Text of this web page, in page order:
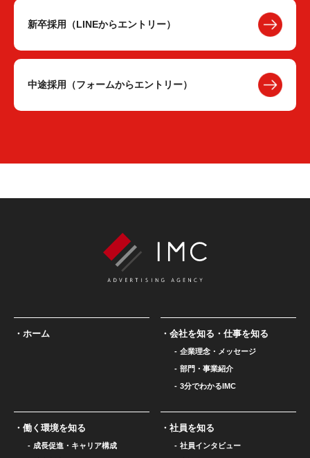
新卒採用（LINEからエントリー）
中途採用（フォームからエントリー）
ホーム 会社を知る・仕事を知る
企業理念・メッセージ
部門・事業紹介
3分でわかるIMC
働く環境を知る
成長促進・キャリア構成
社員を知る
社員インタビュー